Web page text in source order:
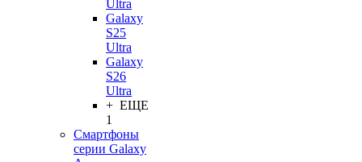
Ultra
Galaxy
S25
Ultra
Galaxy
S26
Ultra
+ ЕЩЕ
1
Смартфоны
серии Galaxy